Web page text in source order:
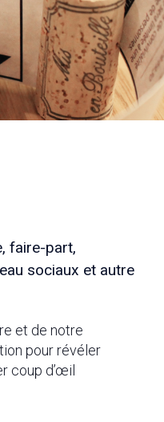
faire-part,
sociaux et autre
et de notre
pour révéler
coup d’œil